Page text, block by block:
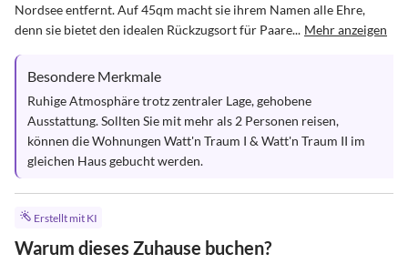
Nordsee entfernt. Auf 45qm macht sie ihrem Namen alle Ehre,
denn sie bietet den idealen Rückzugsort für Paare... Mehr anzeigen
Besondere Merkmale
Ruhige Atmosphäre trotz zentraler Lage, gehobene
Ausstattung. Sollten Sie mit mehr als 2 Personen reisen,
können die Wohnungen Watt'n Traum I & Watt'n Traum II im
gleichen Haus gebucht werden.
Erstellt mit KI
Warum dieses Zuhause buchen?